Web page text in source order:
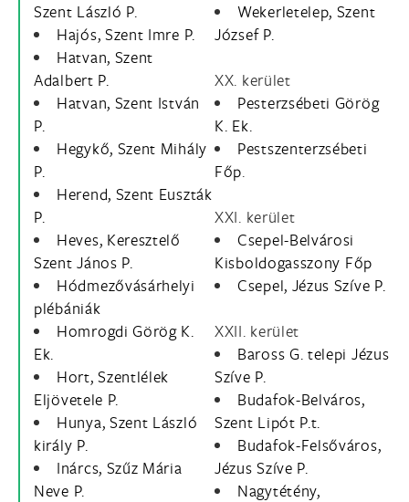
Szent László P.
Hajós, Szent Imre P.
Hatvan, Szent
Adalbert P.
Hatvan, Szent István
P.
Hegykő, Szent Mihály
P.
Herend, Szent Euszták
P.
Heves, Keresztelő
Szent János P.
Hódmezővásárhelyi
plébániák
Homrogdi Görög K.
Ek.
Hort, Szentlélek
Eljövetele P.
Hunya, Szent László
király P.
Inárcs, Szűz Mária
Neve P.
Wekerletelep, Szent
József P.
XX. kerület
Pesterzsébeti Görög
K. Ek.
Pestszenterzsébeti
Főp.
XXI. kerület
Csepel-Belvárosi
Kisboldogasszony Főp
Csepel, Jézus Szíve P.
XXII. kerület
Baross G. telepi Jézus
Szíve P.
Budafok-Belváros,
Szent Lipót P.t.
Budafok-Felsőváros,
Jézus Szíve P.
Nagytétény,